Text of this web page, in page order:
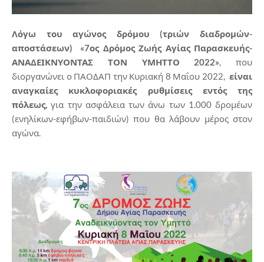
Λόγω του αγώνος δρόμου (τριών διαδρομών-
αποστάσεων) «7ος Δρόμος Ζωής Αγίας Παρασκευής-
ΑΝΑΔΕΙΚΝΥΟΝΤΑΣ ΤΟΝ ΥΜΗΤΤΟ 2022», που
διοργανώνει ο ΠΑΟΔΑΠ την Κυριακή 8 Μαΐου 2022, είναι
αναγκαίες κυκλοφοριακές ρυθμίσεις εντός της
πόλεως, για την ασφάλεια των άνω των 1.000 δρομέων
(ενηλίκων-εφήβων-παιδιών) που θα λάβουν μέρος στον
αγώνα.